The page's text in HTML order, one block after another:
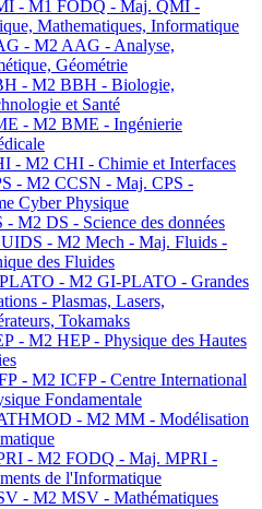
- M1 FODQ - Maj. QMI -
Mathematiques, Informatique
- M2 AAG - Analyse,
Géométrie
- M2 BBH - Biologie,
et Santé
- M2 BME - Ingénierie
- M2 CHI - Chimie et Interfaces
- M2 CCSN - Maj. CPS -
Cyber Physique
- M2 DS - Science des données
- M2 Mech - Maj. Fluids -
des Fluides
- M2 GI-PLATO - Grandes
- Plasmas, Lasers,
Tokamaks
- M2 HEP - Physique des Hautes
- M2 ICFP - Centre International
Fondamentale
- M2 MM - Modélisation
- M2 FODQ - Maj. MPRI -
de l'Informatique
- M2 MSV - Mathématiques